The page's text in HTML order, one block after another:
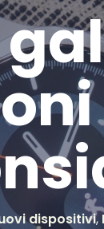
dispositivi,